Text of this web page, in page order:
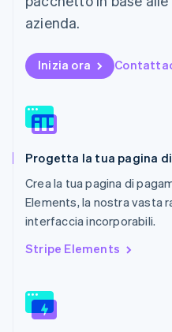
azienda.
Inizia ora
Progetta la tua pagina
Crea la tua pagina di
Elements, la nostra vasta
interfaccia incorporabili.
Stripe Elements
EspañolEnglish
Norvegia
Nuova Zelanda
English
Nederlands
Polonia
English
Portogallo
Português English
RAS di Hong Kong, Cina
English 简体中文
Regno Unito
Repubblica Ceca
English
Singapore